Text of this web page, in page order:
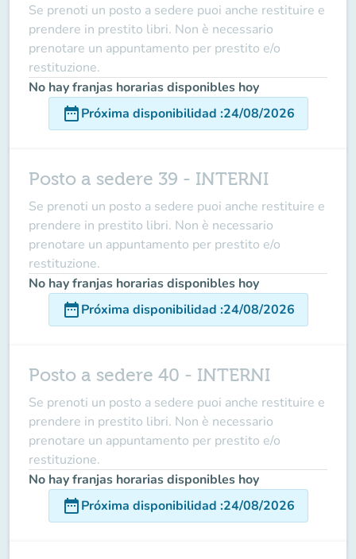
Se prenoti un posto a sedere puoi anche restituire e
prendere in prestito libri. Non è necessario
prenotare un appuntamento per prestito e/o
restituzione.
No hay franjas horarias disponibles hoy
date_rangePróxima disponibilidad :24/08/2026
Posto a sedere 39 - INTERNI
Se prenoti un posto a sedere puoi anche restituire e
prendere in prestito libri. Non è necessario
prenotare un appuntamento per prestito e/o
restituzione.
No hay franjas horarias disponibles hoy
date_rangePróxima disponibilidad :24/08/2026
Posto a sedere 40 - INTERNI
Se prenoti un posto a sedere puoi anche restituire e
prendere in prestito libri. Non è necessario
prenotare un appuntamento per prestito e/o
restituzione.
No hay franjas horarias disponibles hoy
date_rangePróxima disponibilidad :24/08/2026